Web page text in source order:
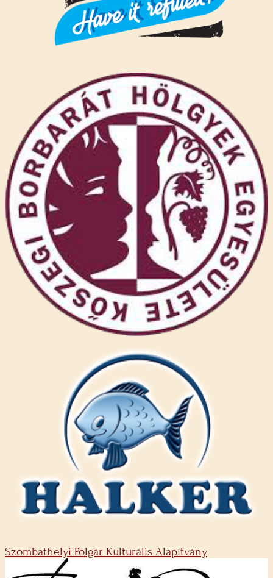
Szombathelyi Polgár Kulturális Alapítvány